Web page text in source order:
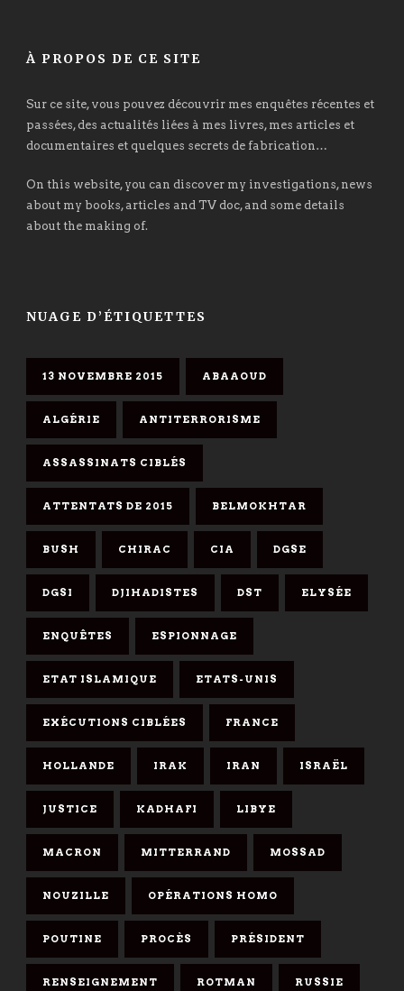
À PROPOS DE CE SITE
Sur ce site, vous pouvez découvrir mes enquêtes récentes et
passées, des actualités liées à mes livres, mes articles et
documentaires et quelques secrets de fabrication…
On this website, you can discover my investigations, news
about my books, articles and TV doc, and some details
about the making of.
NUAGE D’ÉTIQUETTES
13 NOVEMBRE 2015 ABAAOUD
ALGÉRIE ANTITERRORISME
ASSASSINATS CIBLÉS
ATTENTATS DE 2015 BELMOKHTAR
BUSH CHIRAC CIA DGSE
DGSI DJIHADISTES DST ELYSÉE
ENQUÊTES ESPIONNAGE
ETAT ISLAMIQUE ETATS-UNIS
EXÉCUTIONS CIBLÉES FRANCE
HOLLANDE IRAK IRAN ISRAËL
JUSTICE KADHAFI LIBYE
MACRON MITTERRAND MOSSAD
NOUZILLE OPÉRATIONS HOMO
POUTINE PROCÈS PRÉSIDENT
RENSEIGNEMENT ROTMAN RUSSIE